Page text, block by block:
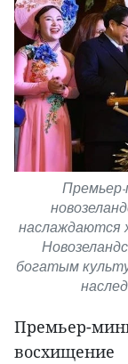
наслаждаются
богатым
Премьер-